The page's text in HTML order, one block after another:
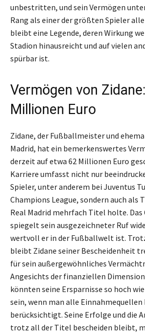
unbestritten, und sein Vermögen
Rang als einer der größten Spieler
bleibt eine Legende, deren Wirkung
Stadion hinausreicht und auf vielen
spürbar ist.
Vermögen von
Millionen Euro
Zidane, der Fußballmeister und
Madrid, hat ein bemerkenswertes
derzeit auf etwa 62 Millionen Euro
Karriere umfasst nicht nur
Spieler, unter anderem bei Juventus
Champions League, sondern auch als
Real Madrid mehrfach Titel holte. Das
spiegelt sein ausgezeichneter Ruf
wertvoll er in der Fußballwelt ist.
bleibt Zidane seiner Bescheidenheit
für sein außergewöhnliches
Angesichts der finanziellen
könnten seine Ersparnisse so hoch
sein, wenn man alle Einnahmequellen
berücksichtigt. Seine Erfolge und die
trotz all der Titel bescheiden bleibt,